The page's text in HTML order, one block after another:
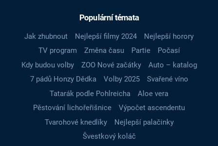
Populární témata
Jak zhubnout Nejlepší filmy 2024
Nejlepší horory
TV program
Změna času Partie
Počasí
Kdy budou volby
ZOO Nové začátky
Auto – katalog
7 pádů Honzy Dědka
Volby 2025
Svařené víno
Tatarák podle Pohlreicha
Aloe vera
Pěstování lichořeřišnice
Výpočet ascendentu
Tvarohové knedlíky
Nejlepší palačinky
Švestkový koláč